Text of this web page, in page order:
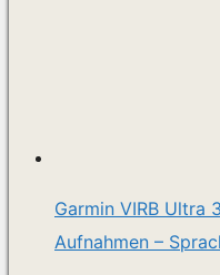
Garmin VIRB Ultra
Aufnahmen –